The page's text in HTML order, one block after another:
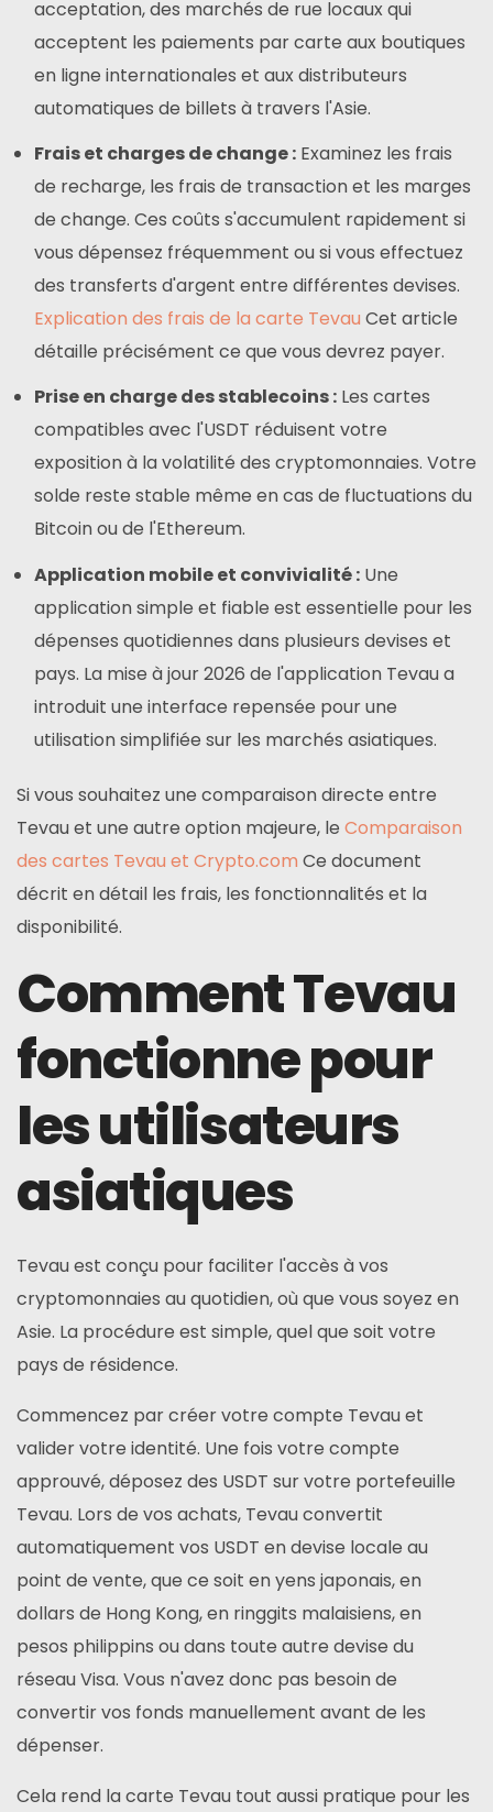
acceptation, des marchés de rue locaux qui
acceptent les paiements par carte aux boutiques
en ligne internationales et aux distributeurs
automatiques de billets à travers l'Asie.
Frais et charges de change : Examinez les frais
de recharge, les frais de transaction et les marges
de change. Ces coûts s'accumulent rapidement si
vous dépensez fréquemment ou si vous effectuez
des transferts d'argent entre différentes devises.
Explication des frais de la carte Tevau Cet article
détaille précisément ce que vous devrez payer.
Prise en charge des stablecoins : Les cartes
compatibles avec l'USDT réduisent votre
exposition à la volatilité des cryptomonnaies. Votre
solde reste stable même en cas de fluctuations du
Bitcoin ou de l'Ethereum.
Application mobile et convivialité : Une
application simple et fiable est essentielle pour les
dépenses quotidiennes dans plusieurs devises et
pays. La mise à jour 2026 de l'application Tevau a
introduit une interface repensée pour une
utilisation simplifiée sur les marchés asiatiques.
Si vous souhaitez une comparaison directe entre
Tevau et une autre option majeure, le Comparaison
des cartes Tevau et Crypto.com Ce document
décrit en détail les frais, les fonctionnalités et la
disponibilité.
Comment Tevau
fonctionne pour
les utilisateurs
asiatiques
Tevau est conçu pour faciliter l'accès à vos
cryptomonnaies au quotidien, où que vous soyez en
Asie. La procédure est simple, quel que soit votre
pays de résidence.
Commencez par créer votre compte Tevau et
valider votre identité. Une fois votre compte
approuvé, déposez des USDT sur votre portefeuille
Tevau. Lors de vos achats, Tevau convertit
automatiquement vos USDT en devise locale au
point de vente, que ce soit en yens japonais, en
dollars de Hong Kong, en ringgits malaisiens, en
pesos philippins ou dans toute autre devise du
réseau Visa. Vous n'avez donc pas besoin de
convertir vos fonds manuellement avant de les
dépenser.
Cela rend la carte Tevau tout aussi pratique pour les